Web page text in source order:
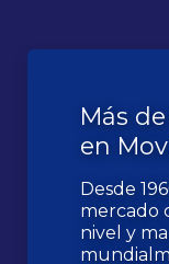
Más
en
Desde
mercado
nivel y